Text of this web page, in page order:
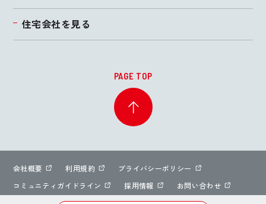
住宅会社を見る
PAGE TOP
会社概要 利用規約
プライバシーポリシー
コミュニティガイドライン
採用情報 お問い合わせ